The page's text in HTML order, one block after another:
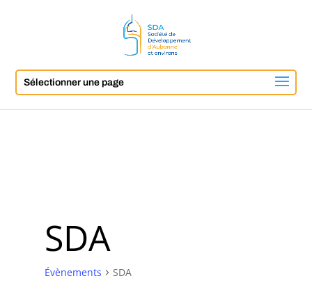
Sélectionner une page
SDA
Évènements SDA